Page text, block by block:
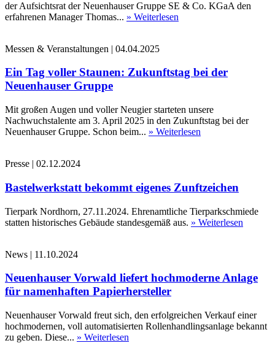
der Aufsichtsrat der Neuenhauser Gruppe SE & Co. KGaA den
erfahrenen Manager Thomas... » Weiterlesen
Messen & Veranstaltungen | 04.04.2025
Ein Tag voller Staunen: Zukunftstag bei der
Neuenhauser Gruppe
Mit großen Augen und voller Neugier starteten unsere
Nachwuchstalente am 3. April 2025 in den Zukunftstag bei der
Neuenhauser Gruppe. Schon beim... » Weiterlesen
Presse | 02.12.2024
Bastelwerkstatt bekommt eigenes Zunftzeichen
Tierpark Nordhorn, 27.11.2024. Ehrenamtliche Tierparkschmiede
statten historisches Gebäude standesgemäß aus. » Weiterlesen
News | 11.10.2024
Neuenhauser Vorwald liefert hochmoderne Anlage
für namenhaften Papierhersteller
Neuenhauser Vorwald freut sich, den erfolgreichen Verkauf einer
hochmodernen, voll automatisierten Rollenhandlingsanlage bekannt
zu geben. Diese... » Weiterlesen